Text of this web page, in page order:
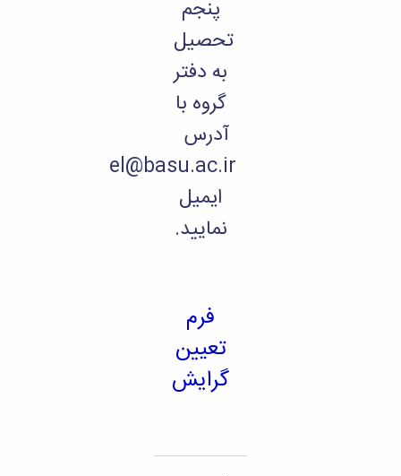
پنجم
تحصیل
به دفتر
گروه با
آدرس
el@basu.ac.ir
ایمیل
نمایید.
فرم
تعیین
گرایش